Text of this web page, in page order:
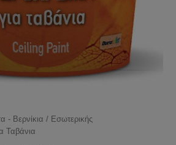
- Βερνίκια / Εσωτερικής
Ταβάνια